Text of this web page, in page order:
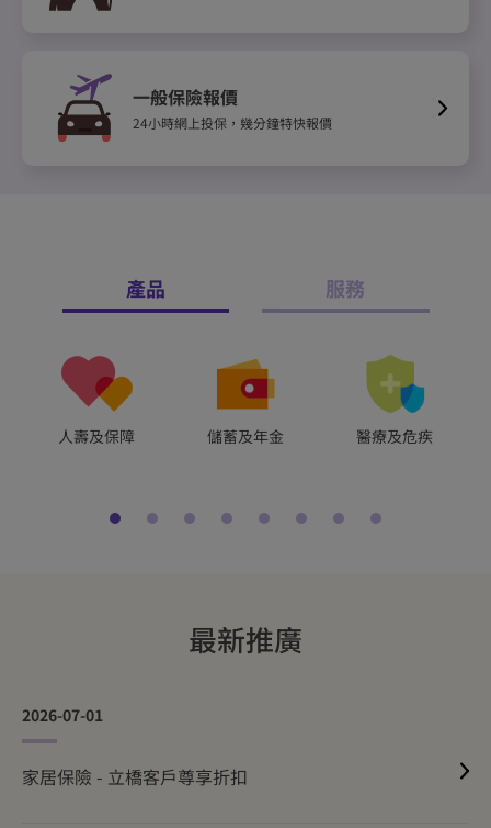
一般保險報價
24小時網上投保，幾分鐘特快報價
產品 服務
人壽及保障 儲蓄及年金 醫療及危疾
最新推廣
2026-07-01
家居保險 - 立橋客戶尊享折扣